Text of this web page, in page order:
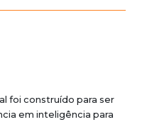
foi construído para ser
em inteligência para